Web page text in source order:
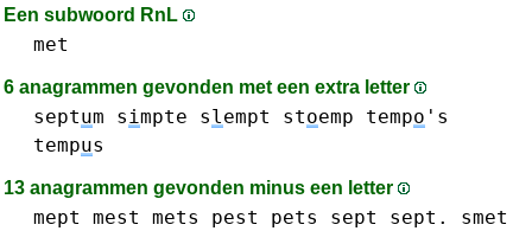
Een subwoord RnL
met
6 anagrammen gevonden met een extra letter
septum simpte slempt stoemp tempo 's
tempus
13 anagrammen gevonden minus een letter
mept mest mets pest pets sept sept.
smet